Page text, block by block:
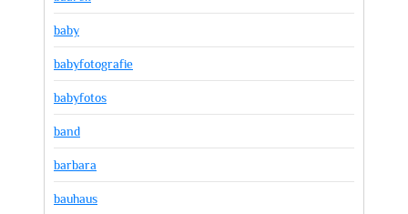
baby
babyfotografie
babyfotos
band
barbara
bauhaus